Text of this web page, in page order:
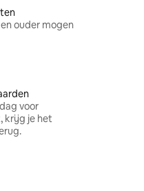
ouder mogen
voor
krijg je het